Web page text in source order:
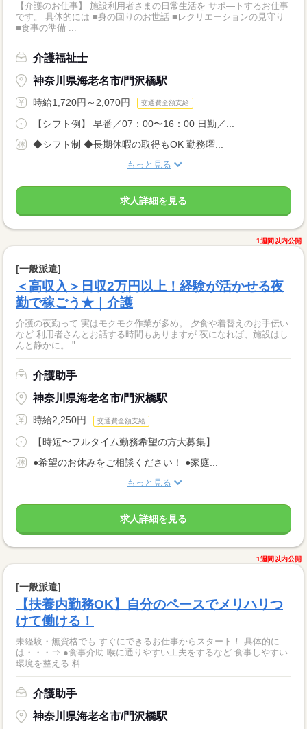
【介護のお仕事】 施設利用者さまの日常生活を サポ―トするお仕事
です。 具体的には ■身の回りのお世話 ■レクリエーションの見守り
■食事の準備 ...
介護福祉士
神奈川県海老名市/門沢橋駅
時給1,720円～2,070円 交通費全額支給
【シフト例】 早番／07：00〜16：00 日勤／...
◆シフト制 ◆長期休暇の取得もOK 勤務曜...
もっと見る
求人詳細を見る
1週間以内公開
[一般派遣]
＜高収入＞日収2万円以上！経験が活かせる夜
勤で稼ごう★｜介護
介護の夜勤って 実はモクモク作業が多め。 夕食や着替えのお手伝い
など 利用者さんとお話する時間もありますが 夜になれば、施設はし
んと静かに。 "...
介護助手
神奈川県海老名市/門沢橋駅
時給2,250円 交通費全額支給
【時短〜フルタイム勤務希望の方大募集】 ...
●希望のお休みをご相談ください！ ●家庭...
もっと見る
求人詳細を見る
1週間以内公開
[一般派遣]
【扶養内勤務OK】自分のペースでメリハリつ
けて働ける！
未経験・無資格でも すぐにできるお仕事からスタート！ 具体的に
は・・・⇒ ●食事介助 喉に通りやすい工夫をするなど 食事しやすい
環境を整える 料...
介護助手
神奈川県海老名市/門沢橋駅